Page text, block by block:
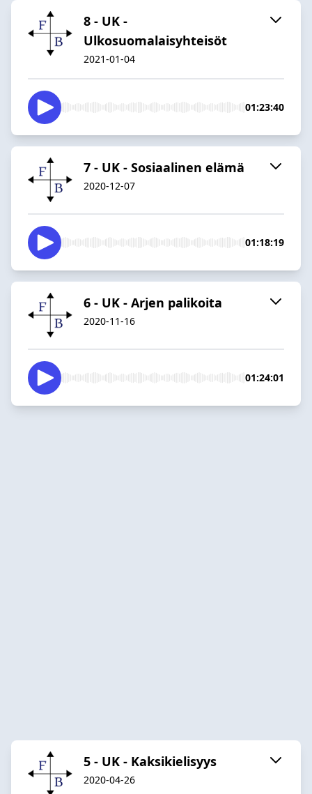
8 - UK -
Ulkosuomalaisyhteisöt
2021-01-04
01:23:40
7 - UK - Sosiaalinen elämä
2020-12-07
01:18:19
6 - UK - Arjen palikoita
2020-11-16
01:24:01
5 - UK - Kaksikielisyys
2020-04-26